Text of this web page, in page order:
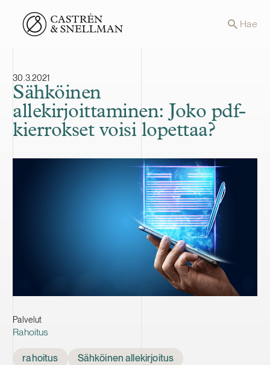
Front page Hae
30.3.2021
Sähköinen
allekirjoittaminen: Joko pdf-
kierrokset voisi lopettaa?
Palvelut
Rahoitus
rahoitus Sähköinen allekirjoitus